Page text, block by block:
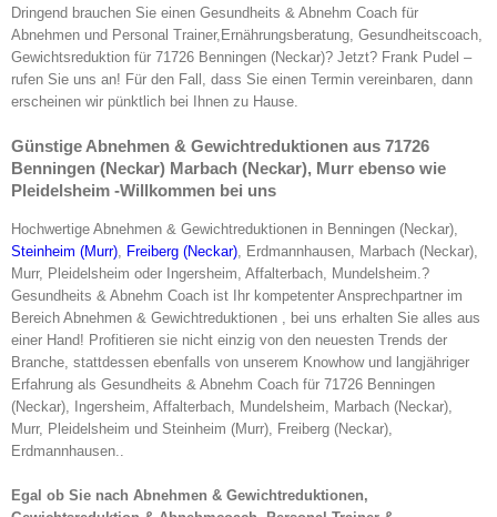
Dringend brauchen Sie einen Gesundheits & Abnehm Coach für
Abnehmen und Personal Trainer,Ernährungsberatung, Gesundheitscoach,
Gewichtsreduktion für 71726 Benningen (Neckar)? Jetzt? Frank Pudel –
rufen Sie uns an! Für den Fall, dass Sie einen Termin vereinbaren, dann
erscheinen wir pünktlich bei Ihnen zu Hause.
Günstige Abnehmen & Gewichtreduktionen aus 71726
Benningen (Neckar) Marbach (Neckar), Murr ebenso wie
Pleidelsheim -Willkommen bei uns
Hochwertige Abnehmen & Gewichtreduktionen in Benningen (Neckar),
Steinheim (Murr), Freiberg (Neckar), Erdmannhausen, Marbach (Neckar),
Murr, Pleidelsheim oder Ingersheim, Affalterbach, Mundelsheim.?
Gesundheits & Abnehm Coach ist Ihr kompetenter Ansprechpartner im
Bereich Abnehmen & Gewichtreduktionen , bei uns erhalten Sie alles aus
einer Hand! Profitieren sie nicht einzig von den neuesten Trends der
Branche, stattdessen ebenfalls von unserem Knowhow und langjähriger
Erfahrung als Gesundheits & Abnehm Coach für 71726 Benningen
(Neckar), Ingersheim, Affalterbach, Mundelsheim, Marbach (Neckar),
Murr, Pleidelsheim und Steinheim (Murr), Freiberg (Neckar),
Erdmannhausen..
Egal ob Sie nach Abnehmen & Gewichtreduktionen,